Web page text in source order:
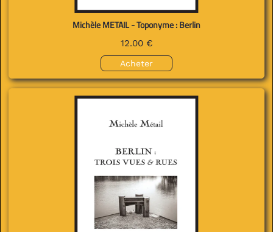
Michèle METAIL - Toponyme : Berlin
12.00 €
Acheter